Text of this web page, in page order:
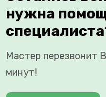
нужна
Мастер перезвонит
минут!